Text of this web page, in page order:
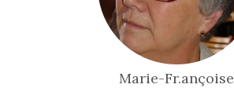
Marie-Fr.ançoise